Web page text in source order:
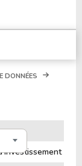
DONNÉES
- $